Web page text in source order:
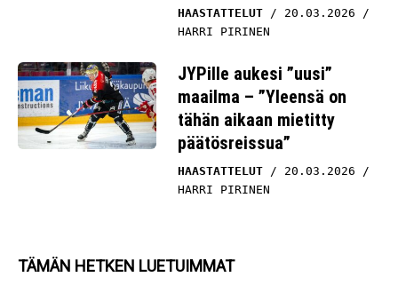
HAASTATTELUT
20.03.2026
HARRI PIRINEN
JYPille aukesi ”uusi”
maailma – ”Yleensä on
tähän aikaan mietitty
päätösreissua”
HAASTATTELUT
20.03.2026
HARRI PIRINEN
TÄMÄN HETKEN LUETUIMMAT